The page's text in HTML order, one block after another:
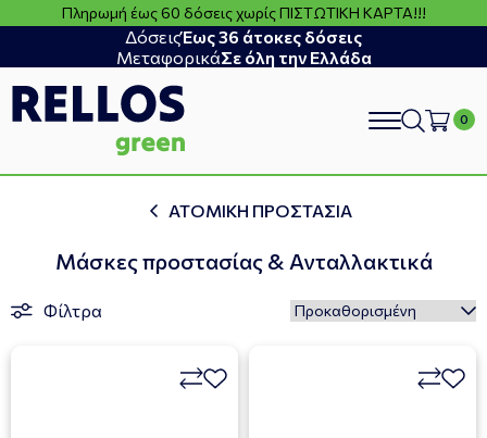
Πληρωμή έως 60 δόσεις χωρίς ΠΙΣΤΩΤΙΚΗ ΚΑΡΤΑ!!!
ΔόσειςΈως 36 άτοκες δόσεις
ΜεταφορικάΣε όλη την Ελλάδα
search
ΑΤΟΜΙΚΗ ΠΡΟΣΤΑΣΙΑ
Μάσκες προστασίας & Ανταλλακτικά
Φίλτρα